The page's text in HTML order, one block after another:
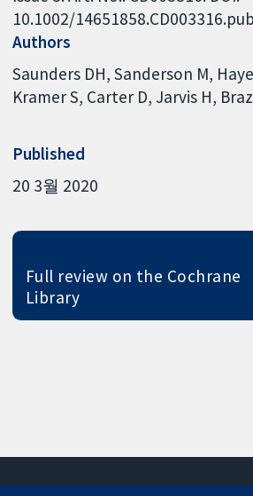
10.1002/
Authors
Saunders DH Sanderson M
Kramer S Carter D Jarvis H
Published
20 3월 2020
Full review on the Cochrane
Library